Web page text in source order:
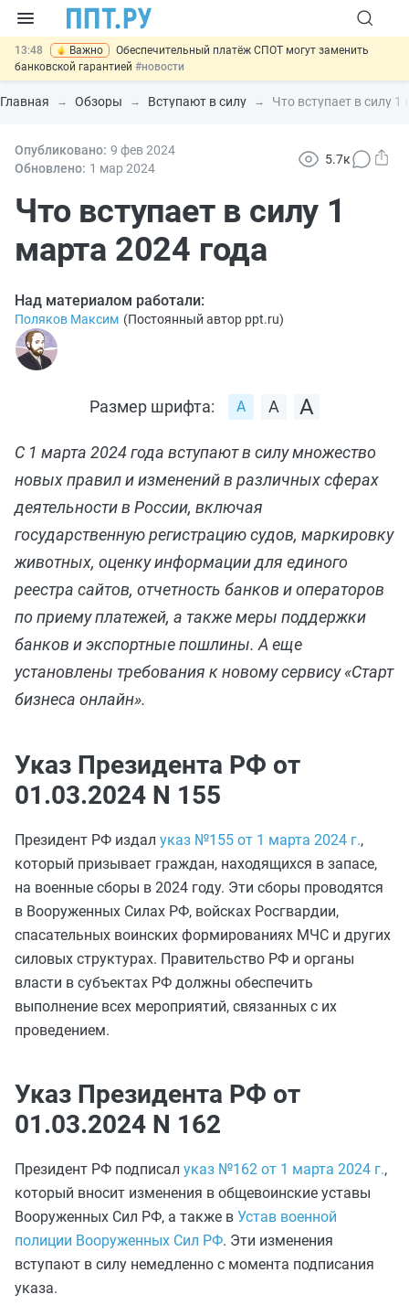
13:48 Важно
Обеспечительный платёж СПОТ могут заменить
банковской гарантией #новости
12:17 Защита от сталкинга: доработанный законопроект направлен в
Правительство#новости
10:09 Риск атак БПЛА можно учитывать при оценке профрисков
#новости
#новости
Главная Обзоры Вступают в силу Что вступает в силу 1
Опубликовано: 9 фев2024
Обновлено: 1 мар 2024
5.7к
Что вступает в силу 1
марта 2024 года
Над материалом работали:
Поляков Максим (Постоянный автор ppt.ru)
Размер шрифта:
С 1 марта 2024 года вступают в силу множество
новых правил и изменений в различных сферах
деятельности в России, включая
государственную регистрацию судов, маркировку
животных, оценку информации для единого
реестра сайтов, отчетность банков и операторов
по приему платежей, а также меры поддержки
банков и экспортные пошлины. А еще
установлены требования к новому сервису «Старт
бизнеса онлайн».
Указ Президента РФ от
01.03.2024 N 155
Президент РФ издал указ №155 от 1 марта 2024 г.,
который призывает граждан, находящихся в запасе,
на военные сборы в 2024 году. Эти сборы проводятся
в Вооруженных Силах РФ, войсках Росгвардии,
спасательных воинских формированиях МЧС и других
силовых структурах. Правительство РФ и органы
власти в субъектах РФ должны обеспечить
выполнение всех мероприятий, связанных с их
проведением.
Указ Президента РФ от
01.03.2024 N 162
Президент РФ подписал указ №162 от 1 марта 2024 г.,
который вносит изменения в общевоинские уставы
Вооруженных Сил РФ, а также в Устав военной
полиции Вооруженных Сил РФ. Эти изменения
вступают в силу немедленно с момента подписания
указа.